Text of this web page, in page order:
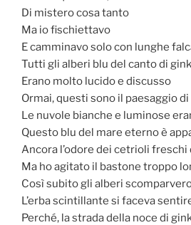
Di mistero cosa tanto
Ma io fischiettavo
E camminavo solo con lunghe
Tutti gli alberi blu del canto di
Erano molto lucido e discusso
Ormai, questi sono il paesaggio
Le nuvole bianche e luminose
Questo blu del mare eterno è
Ancora l’odore dei cetrioli freschi
Ma ho agitato il bastone troppo
Così subito gli alberi
L’erba scintillante si faceva
Perché, la strada della noce di